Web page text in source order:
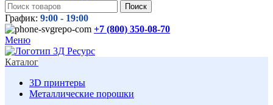
Поиск
График: 9:00 - 19:00
+7 (800) 350-08-70
Меню
Каталог
3D принтеры
Металлические порошки